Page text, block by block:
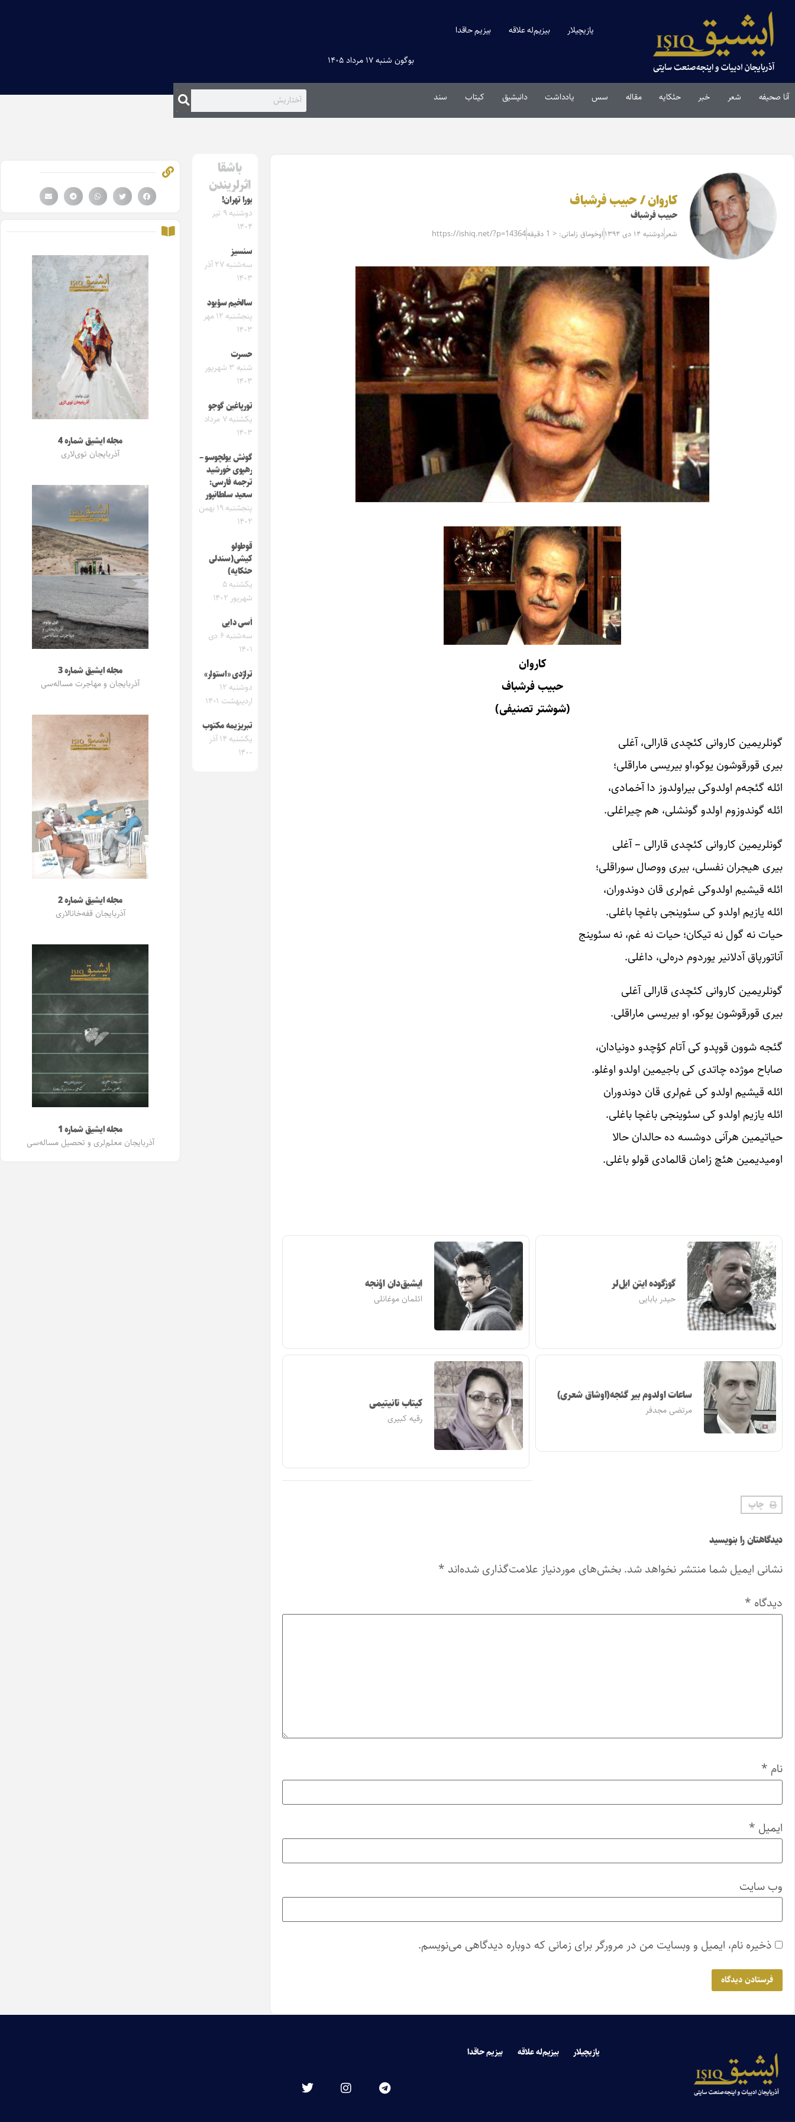
یازیچیلار بیزیم‌له علاقه بیزیم حاقدا
بوگون شنبه ۱۷ مرداد ۱۴۰۵
آنا صحیفه شعر خبر حئکایه مقاله‌ سس یادداشت دانیشیق کیتاب سند
کاروان / حبیب فرشباف
حبیب فرشباف
شعر دوشنبه ۱۴ دی ۱۳۹۴ اوخوماق زامانی: < 1 دقیقه https://ishiq.net/?p=14364
کاروان
حبیب فرشباف
(شوشتر تصنیفی)
گونلریمین کاروانی کئچدی قارالی، آغلی
بیری قورقوشون یوکو،او بیریسی ماراقلی؛
ائله گئجه‌م اولدوکی بیراولدوز دا آخمادی،
ائله گوندوزوم اولدو گونشلی، هم چیراغلی.
گونلریمین کاروانی کئچدی قارالی – آغلی
بیری هیجران نفسلی، بیری ووصال سوراقلی؛
ائله قیشیم اولدوکی غم‌لری قان دوندوران،
ائله یازیم اولدو کی سئوینجی باغچا باغلی.
حیات نه گول نه تیکان؛ حیات نه غم، نه سئوینج
آناتورپاق آدلانیر یوردوم دره‌لی، داغلی.
گونلریمین کاروانی کئچدی قارالی آغلی
بیری قورقوشون یوکو، او بیریسی ماراقلی.
گئجه شوون قوپدو کی آتام کؤچدو دونیادان،
صاباح موژده چاتدی کی باجیمین اولدو اوغلو.
ائله قیشیم اولدو کی غم‌لری قان دوندوران
ائله یازیم اولدو کی سئوینجی باغچا باغلی.
حیاتیمین هرآنی دوشسه ده حالدان حالا
اومیدیمین هئچ زامان قالمادی قولو باغلی.
گوزگوده ایتن ایل‌لر
حیدر بابایی
ایشیق‌دان اؤنجه
ائلمان موغانلی
ساعات اولدوم بیر گئجه(اوشاق شعری)
مرتضی مجدفر کیتاب تانیتیمی
رقیه کبیری
چاپ
دیدگاهتان را بنویسید
نشانی ایمیل شما منتشر نخواهد شد. بخش‌های موردنیاز علامت‌گذاری شده‌اند *
دیدگاه *
نام *
ایمیل *
وب‌ سایت
ذخیره نام، ایمیل و وبسایت من در مرورگر برای زمانی که دوباره دیدگاهی می‌نویسم.
باشقا
اثرلریندن
بورا تهران!
دوشنبه ۹ تیر
۱۴۰۴
سنسیز
سه‌شنبه ۲۷ آذر
۱۴۰۳
سالخیم سؤیود
پنجشنبه ۱۲ مهر
۱۴۰۳
حسرت
شنبه ۳ شهریور
۱۴۰۳
تورپاغین گوجو
یکشنبه ۷ مرداد
۱۴۰۳
گونش یولچوسو –
رهپوی خورشید
ترجمه فارسی:
سعید سلطانپور
پنجشنبه ۱۹ بهمن
۱۴۰۲
قوطولو
کیشی(سندلی
حئکایه)
یکشنبه ۵
شهریور ۱۴۰۲
اَسی دایی
سه‌شنبه ۶ دی
۱۴۰۱
تراژدی «استوار»
دوشنبه ۱۲
اردیبهشت ۱۴۰۱
تبریزیمه مکتوب
یکشنبه ۱۴ آذر
۱۴۰۰
مجله ایشیق شماره 4
آذربایجان توی‌لاری
مجله ایشیق شماره 3
آذربایجان و مهاجرت مساله‌سی
مجله ایشیق شماره 2
آذربایجان قفه‌خانالاری
مجله ایشیق شماره 1
آذربایجان معلم‌لری و تحصیل مساله‌سی
یازیچیلار بیزیم‌له علاقه بیزیم حاقدا